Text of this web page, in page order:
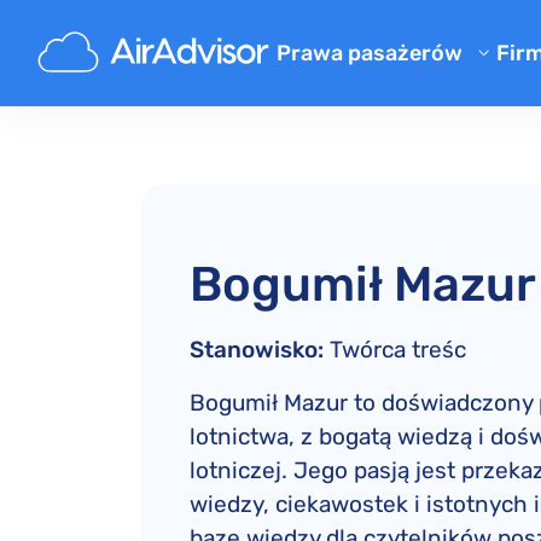
Prawa pasażerów
Kalkulator odszkodowania
Odszkodowanie za odmowę
Strajk linii lotniczych
Regulacje
O
Bogumił Mazur
Stanowisko: Twórca treśc
Bogumił Mazur to
lotnictwa, z bogatą wiedzą i
lotniczej. Jego pasją jest
wiedzy, ciekawostek i istotnych